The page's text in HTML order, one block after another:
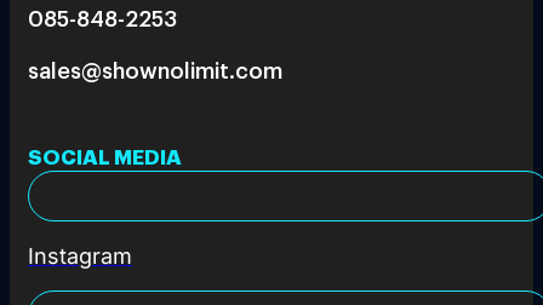
085-848-2253
sales@shownolimit.com
SOCIAL MEDIA
Instagram